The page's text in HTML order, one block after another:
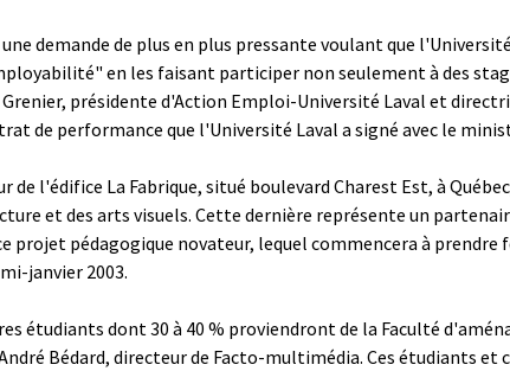
demande de plus en plus pressante voulant que
en les faisant participer non seulement à des
présidente d'Action Emploi-Université Laval et
de performance que l'Université Laval a signé avec le
l'édifice La Fabrique, situé boulevard Charest Est, à
et des arts visuels. Cette dernière représente un
projet pédagogique novateur, lequel commencera à prendre
janvier 2003.
étudiants dont 30 à 40 % proviendront de la Faculté
Bédard, directeur de Facto-multimédia. Ces étudiants